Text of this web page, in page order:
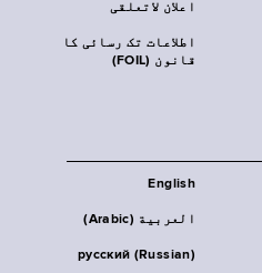
اعلان لاتعلقی
اطلاعات تک رسائی کا
قانون (FOIL)
English
العربية (Arabic)
русский (Russian)